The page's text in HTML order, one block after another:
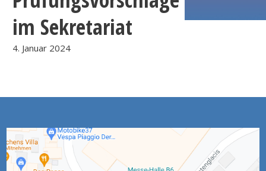
im Sekretariat
4. Januar 2024